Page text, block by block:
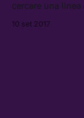
cercare una
10 set 2017